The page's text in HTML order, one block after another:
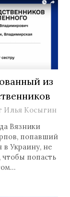
из
Илья Косыгин
Вязники
попавший
Украину, не
чтобы попасть